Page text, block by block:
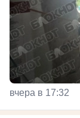
вчера в 17:32